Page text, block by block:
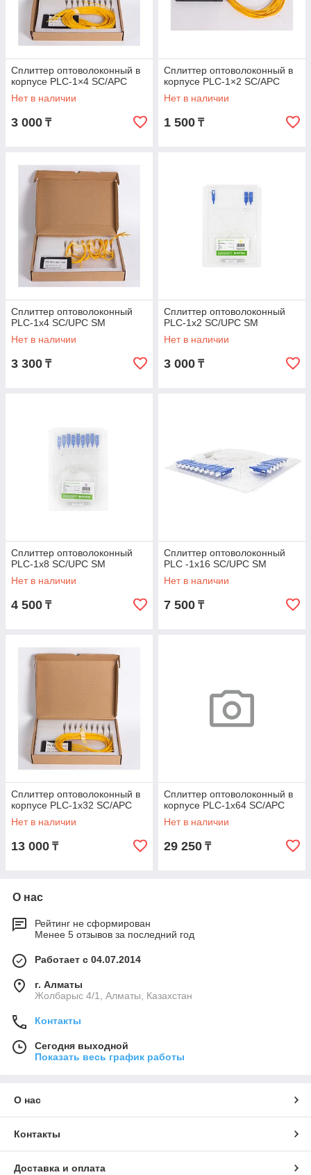
Сплиттер оптоволоконный в
корпусе PLC-1×4 SC/АPC
Нет в наличии
3 000 ₸
Сплиттер оптоволоконный в
корпусе PLC-1×2 SC/АPC
Нет в наличии
1 500 ₸
Сплиттер оптоволоконный
PLC-1х4 SC/UPC SM
Нет в наличии
3 300 ₸
Сплиттер оптоволоконный
PLC-1х2 SC/UPC SM
Нет в наличии
3 000 ₸
Сплиттер оптоволоконный
PLC-1х8 SC/UPC SM
Нет в наличии
4 500 ₸
Сплиттер оптоволоконный
PLC -1х16 SC/UPC SM
Нет в наличии
7 500 ₸
Сплиттер оптоволоконный в
корпусе PLC-1x32 SC/APC
Нет в наличии
13 000 ₸
Сплиттер оптоволоконный в
корпусе PLC-1x64 SC/APC
Нет в наличии
29 250 ₸
О нас
Рейтинг не сформирован
Менее 5 отзывов за последний год
Работает с 04.07.2014
г. Алматы
Жолбарыс 4/1, Алматы, Казахстан
Контакты
Сегодня выходной
Показать весь график работы
О нас
Контакты
Доставка и оплата